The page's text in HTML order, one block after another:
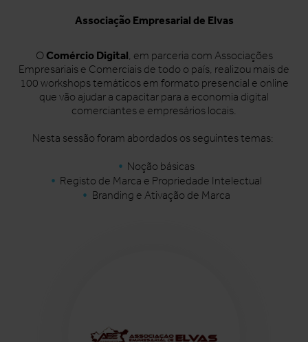
Associação Empresarial de Elvas
O Comércio Digital, em parceria com Associações
Empresariais e Comerciais de todo o país, realizou mais de
100 workshops temáticos em formato presencial e online
que vão ajudar a capacitar para a economia digital
comerciantes e empresários locais.
Nesta sessão foram abordados os seguintes temas:
Noção básicas
Registo de Marca e Propriedade Intelectual
Branding e Ativação de Marca